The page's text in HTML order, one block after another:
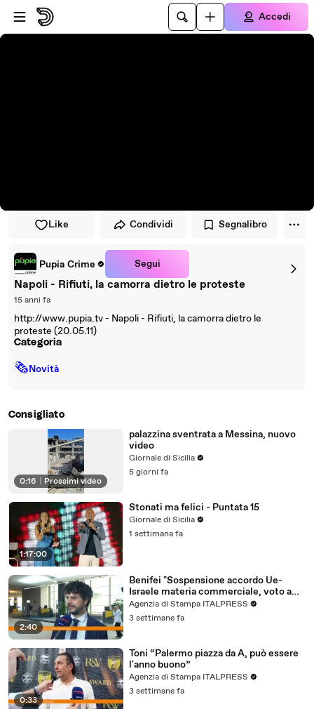
Vai al lettore
Passa al contenuto principale
Accedi
Like Condividi Segnalibro
Pupia Crime Segui
Napoli - Rifiuti, la camorra dietro le proteste
15 anni fa
http://www.pupia.tv - Napoli - Rifiuti, la camorra dietro le
proteste (20.05.11)
Categoria
🗞Novità
Consigliato
0:16 Prossimi video
palazzina sventrata a Messina, nuovo
video
Giornale di Sicilia
5 giorni fa
1:17:00
Stonati ma felici - Puntata 15
Giornale di Sicilia
1 settimana fa
2:40
Benifei "Sospensione accordo Ue-
Israele materia commerciale, voto a
maggioranza"
Agenzia di Stampa ITALPRESS
3 settimane fa
0:33
Toni “Palermo piazza da A, può essere
l'anno buono”
Agenzia di Stampa ITALPRESS
3 settimane fa